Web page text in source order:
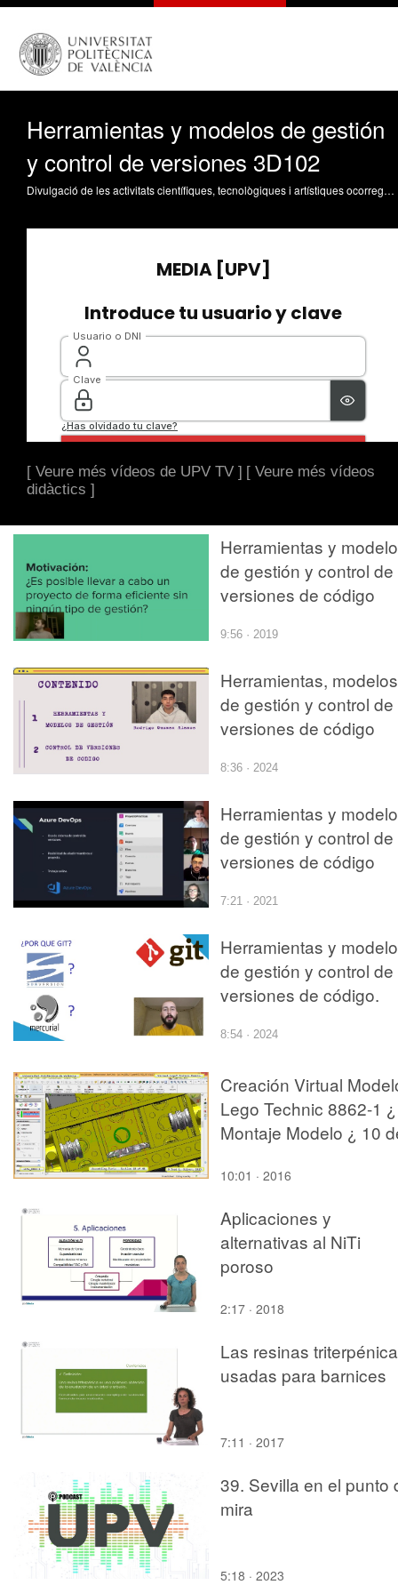
Herramientas y modelos de gestión
y control de versiones 3D102
Divulgació de les activitats científiques, tecnològiques i artístiques ocorregudes en els tres campus de la UPV
[ Veure més vídeos de UPV TV ] [ Veure més vídeos
didàctics ]
Herramientas y
de gestión y control de
versiones de código
9:56 · 2019
Herramientas, modelos
de gestión y control de
versiones de código
8:36 · 2024
Herramientas y
de gestión y control de
versiones de código
7:21 · 2021
Herramientas y
de gestión y control de
versiones de código.
8:54 · 2024
Creación Virtual
Lego Technic 8862-1 ¿
Montaje Modelo ¿ 10
10:01 · 2016
Aplicaciones y
alternativas al NiTi
poroso
2:17 · 2018
Las resinas
usadas para barnices
7:11 · 2017
39. Sevilla en el punto
mira
5:18 · 2023